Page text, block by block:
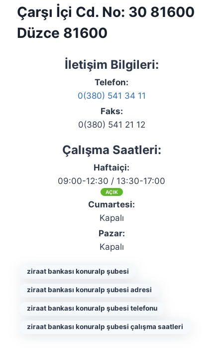
Çarşı İçi Cd. No: 30 81600
Düzce 81600
İletişim Bilgileri:
Telefon:
0(380) 541 34 11
Faks:
0(380) 541 21 12
Çalışma Saatleri:
Haftaiçi:
09:00-12:30 / 13:30-17:00
AÇIK
Cumartesi:
Kapalı
Pazar:
Kapalı
ziraat bankası konuralp şubesi
ziraat bankası konuralp şubesi adresi
ziraat bankası konuralp şubesi telefonu
ziraat bankası konuralp şubesi çalışma saatleri